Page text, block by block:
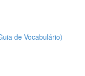
de Vocabulário)